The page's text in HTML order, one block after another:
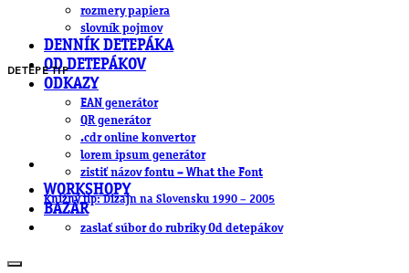
rozmery papiera
slovník pojmov
DENNÍK DETEPÁKA
OD DETEPÁKOV
ODKAZY
EAN generátor
QR generátor
.cdr online konvertor
lorem ipsum generátor
zistiť názov fontu – What the Font
WORKSHOPY
BAZÁR
zaslať súbor do rubriky Od detepákov
DETEPE TIP
Knižný tip: Dizajn na Slovensku 1990 – 2005